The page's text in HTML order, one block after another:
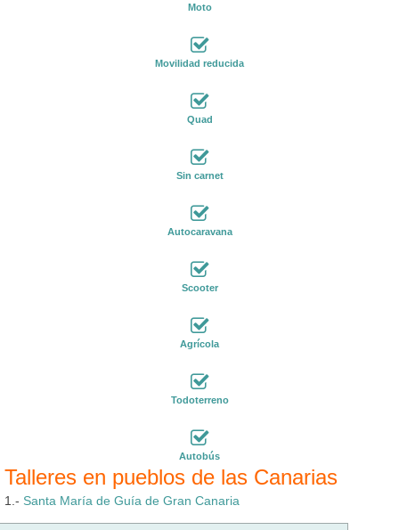
Moto
Movilidad reducida
Quad
Sin carnet
Autocaravana
Scooter
Agrícola
Todoterreno
Autobús
Talleres en pueblos de las Canarias
1.- Santa María de Guía de Gran Canaria